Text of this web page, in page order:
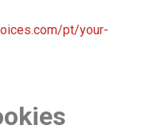
pt/your-